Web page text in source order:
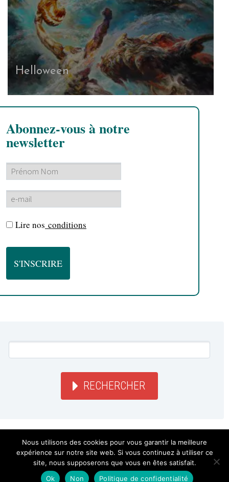
Helloween
Abonnez-vous à notre
newsletter
Lire nos conditions
RECHERCHER
GROSSE RADIO
Nous utilisons des cookies pour vous garantir la meilleure
expérience sur notre site web. Si vous continuez à utiliser ce
site, nous supposerons que vous en êtes satisfait.
Ok
Non Politique de confidentialité